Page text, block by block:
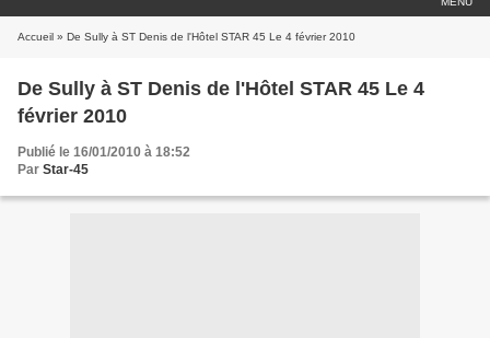
Accueil » De Sully à ST Denis de l'Hôtel STAR 45 Le 4 février 2010
De Sully à ST Denis de l'Hôtel STAR 45 Le 4
février 2010
Publié le 16/01/2010 à 18:52
Par Star-45